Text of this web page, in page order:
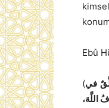
Ebû
(في
اللَّهَ،